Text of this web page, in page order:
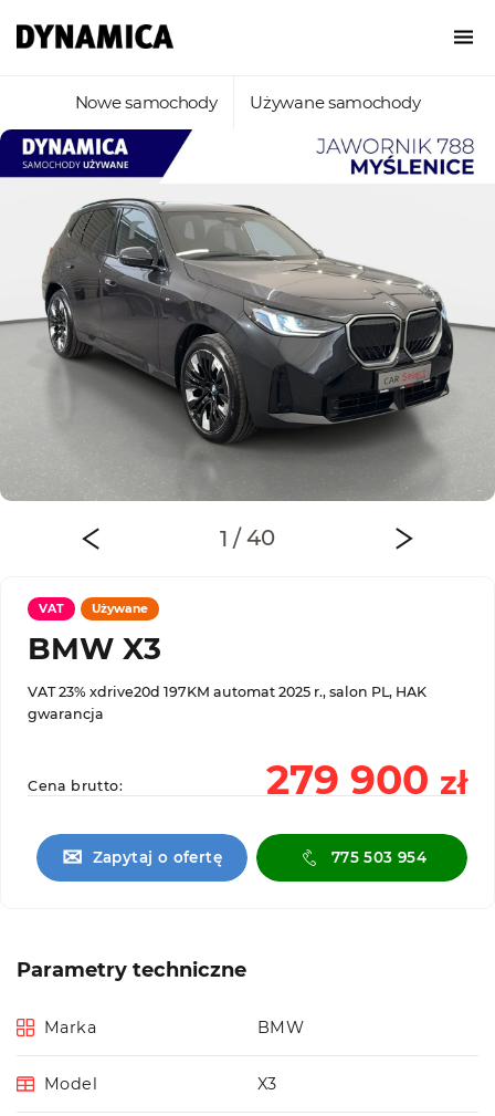
Nowe samochody Używane samochody
VAT Używane
BMW X3
VAT 23% xdrive20d 197KM automat 2025 r., salon PL, HAK
gwarancja
Cena brutto: 279 900 zł
✉ Zapytaj o ofertę 775 503 954
Parametry techniczne
Marka BMW
Model X3